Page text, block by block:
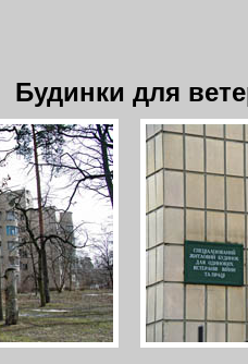
Будинки для